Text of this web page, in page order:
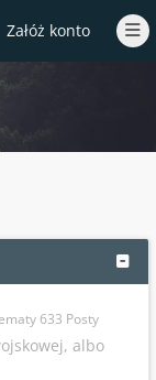
Załóż konto
633 Posty
albo